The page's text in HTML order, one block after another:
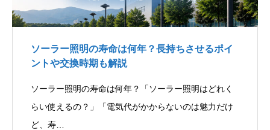
ソーラー照明の寿命は何年？長持ちさせるポイ
ントや交換時期も解説
ソーラー照明の寿命は何年？「ソーラー照明はどれく
らい使えるの？」「電気代がかからないのは魅力だけ
ど、寿…